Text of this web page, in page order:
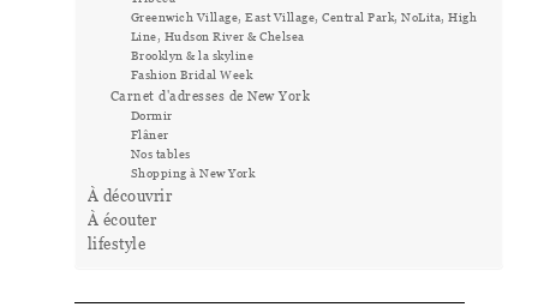
Greenwich Village, East Village, Central Park, NoLita, High
Line, Hudson River & Chelsea
Brooklyn & la skyline
Fashion Bridal Week
Carnet d'adresses de New York
Dormir
Flâner
Nos tables
Shopping à New York
À découvrir​
À écouter
lifestyle